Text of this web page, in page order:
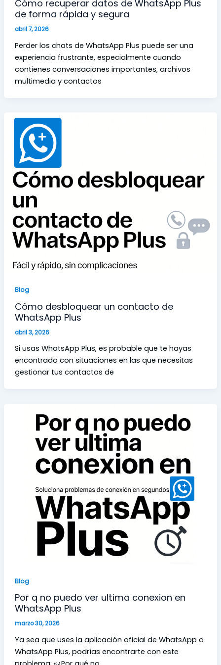
Cómo recuperar datos de WhatsApp Plus
de forma rápida y segura
abril 7, 2026
Perder los chats de WhatsApp Plus puede ser una
experiencia frustrante, especialmente cuando
contienes conversaciones importantes, archivos
multimedia y contactos
Blog
Cómo desbloquear un contacto de
WhatsApp Plus
abril 3, 2026
Si usas WhatsApp Plus, es probable que te hayas
encontrado con situaciones en las que necesitas
gestionar tus contactos de
Blog
Por q no puedo ver ultima conexion en
WhatsApp Plus
marzo 30, 2026
Ya sea que uses la aplicación oficial de WhatsApp o
WhatsApp Plus, podrías encontrarte con este